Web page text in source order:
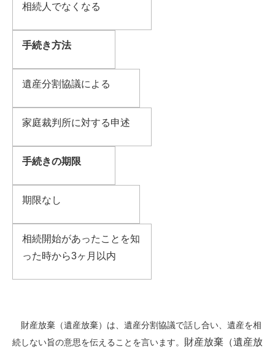
相続人でなくなる
手続き方法
遺産分割協議による
家庭裁判所に対する申述
手続きの期限
期限なし
相続開始があったことを知
った時から3ヶ月以内
財産放棄（遺産放棄）は、遺産分割協議で話し合い、遺産を相
続しない旨の意思を伝えることを言います。 財産放棄（遺産放